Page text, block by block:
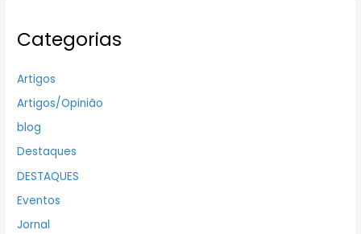
Categorias
Artigos
Artigos/Opinião
blog
Destaques
DESTAQUES
Eventos
Jornal